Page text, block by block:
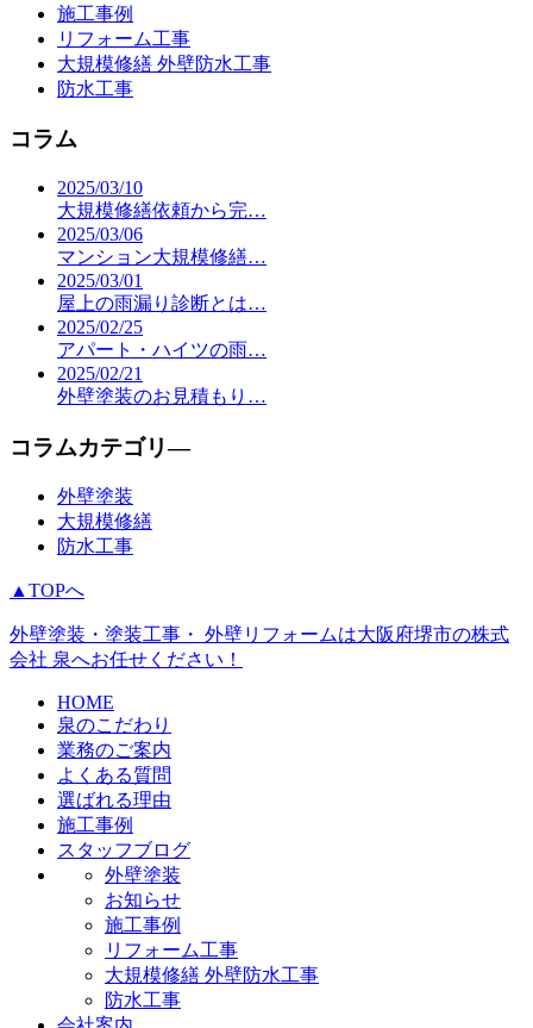
施工事例
リフォーム工事
大規模修繕 外壁防水工事
防水工事
コラム
2025/03/10
大規模修繕依頼から完…
2025/03/06
マンション大規模修繕…
2025/03/01
屋上の雨漏り診断とは…
2025/02/25
アパート・ハイツの雨…
2025/02/21
外壁塗装のお見積もり…
コラムカテゴリ―
外壁塗装
大規模修繕
防水工事
▲TOPへ
外壁塗装・塗装工事・ 外壁リフォームは大阪府堺市の株式
会社 泉へお任せください！
HOME
泉のこだわり
業務のご案内
よくある質問
選ばれる理由
施工事例
スタッフブログ
外壁塗装
お知らせ
施工事例
リフォーム工事
大規模修繕 外壁防水工事
防水工事